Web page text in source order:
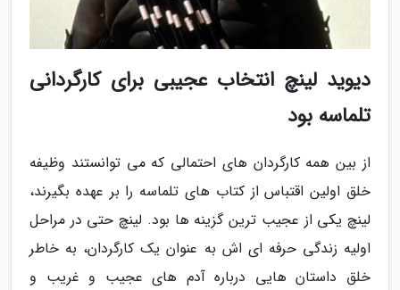
دیوید لینچ انتخاب عجیبی برای کارگردانی
تلماسه بود
از بین همه کارگردان های احتمالی که می توانستند وظیفه
خلق اولین اقتباس از کتاب های تلماسه را بر عهده بگیرند،
لینچ یکی از عجیب ترین گزینه ها بود. لینچ حتی در مراحل
اولیه زندگی حرفه ای اش به عنوان یک کارگردان، به خاطر
خلق داستان هایی درباره آدم های عجیب و غریب و